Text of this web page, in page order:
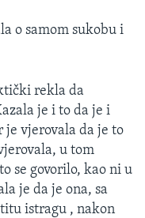
o samom sukobu i
rekla da
je i to da je i
je vjerovala da je to
u tom
se govorilo, kao ni u
je da je ona, sa
istragu , nakon